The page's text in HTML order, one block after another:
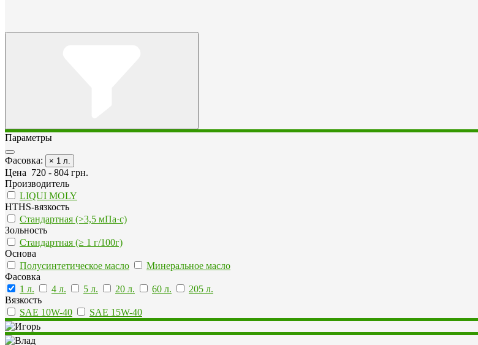
Параметры
Фасовка: × 1 л.
Цена 720 - 804 грн.
Производитель
LIQUI MOLY
HTHS-вязкость
Стандартная (>3,5 мПа·с)
Зольность
Стандартная (≥ 1 г/100г)
Основа
Полусинтетическое масло
Минеральное масло
Фасовка
1 л.
4 л. 5 л. 20 л. 60 л.
205 л.
Вязкость
SAE 10W-40
SAE 15W-40